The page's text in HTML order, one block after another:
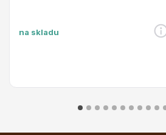
Okrasné keře
na skladu